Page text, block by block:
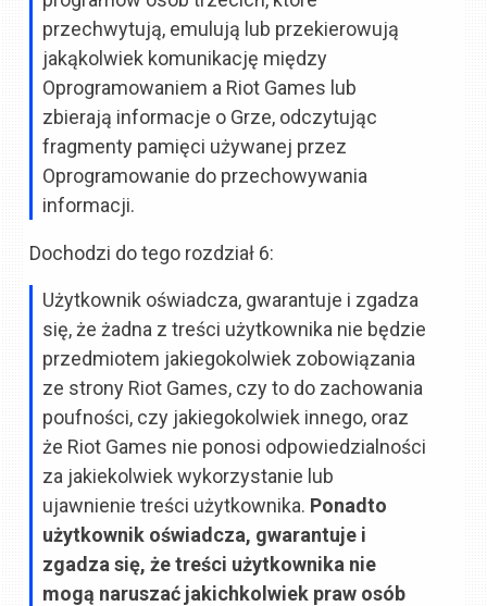
przechwytują, emulują lub przekierowują
jakąkolwiek komunikację między
Oprogramowaniem a Riot Games lub
zbierają informacje o Grze, odczytując
fragmenty pamięci używanej przez
Oprogramowanie do przechowywania
informacji.
Dochodzi do tego rozdział 6:
Użytkownik oświadcza, gwarantuje i zgadza
się, że żadna z treści użytkownika nie będzie
przedmiotem jakiegokolwiek zobowiązania
ze strony Riot Games, czy to do zachowania
poufności, czy jakiegokolwiek innego, oraz
że Riot Games nie ponosi odpowiedzialności
za jakiekolwiek wykorzystanie lub
ujawnienie treści użytkownika. Ponadto
użytkownik oświadcza, gwarantuje i
zgadza się, że treści użytkownika nie
mogą naruszać jakichkolwiek praw osób